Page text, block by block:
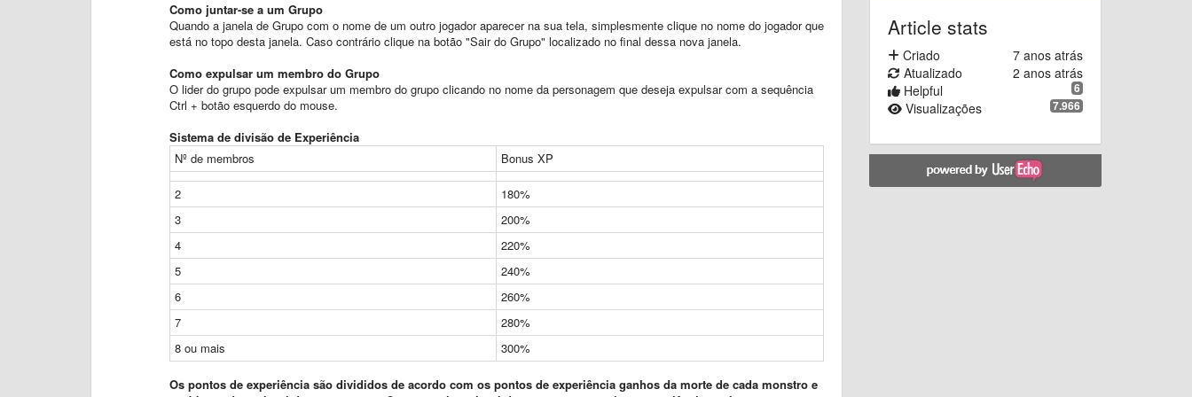
Como juntar-se a um Grupo
Quando a janela de Grupo com o nome de um outro jogador aparecer na sua tela, simplesmente clique no nome do jogador que
está no topo desta janela. Caso contrário clique na botão "Sair do Grupo" localizado no final dessa nova janela.
Como expulsar um membro do Grupo
O lider do grupo pode expulsar um membro do grupo clicando no nome da personagem que deseja expulsar com a sequência
Ctrl + botão esquerdo do mouse.
Sistema de divisão de Experiência
Nº de membros
Bonus XP
2
180%
3
200%
4
220%
5
240%
6
260%
7
280%
8 ou mais
300%
Os pontos de experiência são divididos de acordo com os pontos de experiência ganhos da morte de cada monstro e
Article stats
7 anos atrás
Criado
2 anos atrás
Atualizado
6
Helpful
7.966
Visualizações